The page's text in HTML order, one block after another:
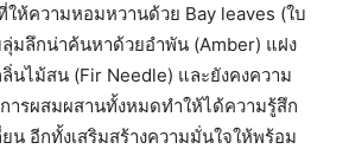
ห้ความหอมหวานด้วย Bay leaves (ใบ
มลึกน่าค้นหาด้วยอำพัน (Amber) แฝง
นไม้สน (Fir Needle) และยังคงความ
ารผสมผสานทั้งหมดทำให้ได้ความรู้สึก
น อีกทั้งเสริมสร้างความมั่นใจให้พร้อม